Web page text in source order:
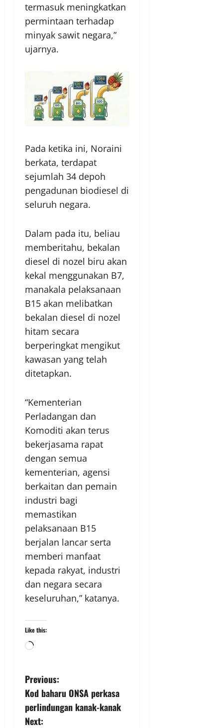
termasuk meningkatkan
permintaan terhadap
minyak sawit negara,”
ujarnya.
Pada ketika ini, Noraini
berkata, terdapat
sejumlah 34 depoh
pengadunan biodiesel di
seluruh negara.
Dalam pada itu, beliau
memberitahu, bekalan
diesel di nozel biru akan
kekal menggunakan B7,
manakala pelaksanaan
B15 akan melibatkan
bekalan diesel di nozel
hitam secara
berperingkat mengikut
kawasan yang telah
ditetapkan.
“Kementerian
Perladangan dan
Komoditi akan terus
bekerjasama rapat
dengan semua
kementerian, agensi
berkaitan dan pemain
industri bagi
memastikan
pelaksanaan B15
berjalan lancar serta
memberi manfaat
kepada rakyat, industri
dan negara secara
keseluruhan,” katanya.
Like this:
Previous:
Kod baharu ONSA perkasa
perlindungan kanak-kanak
Next: